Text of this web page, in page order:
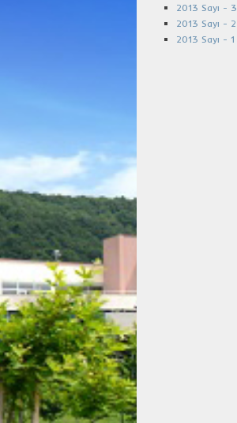
2013 Sayı - 3
2013 Sayı - 2
2013 Sayı - 1